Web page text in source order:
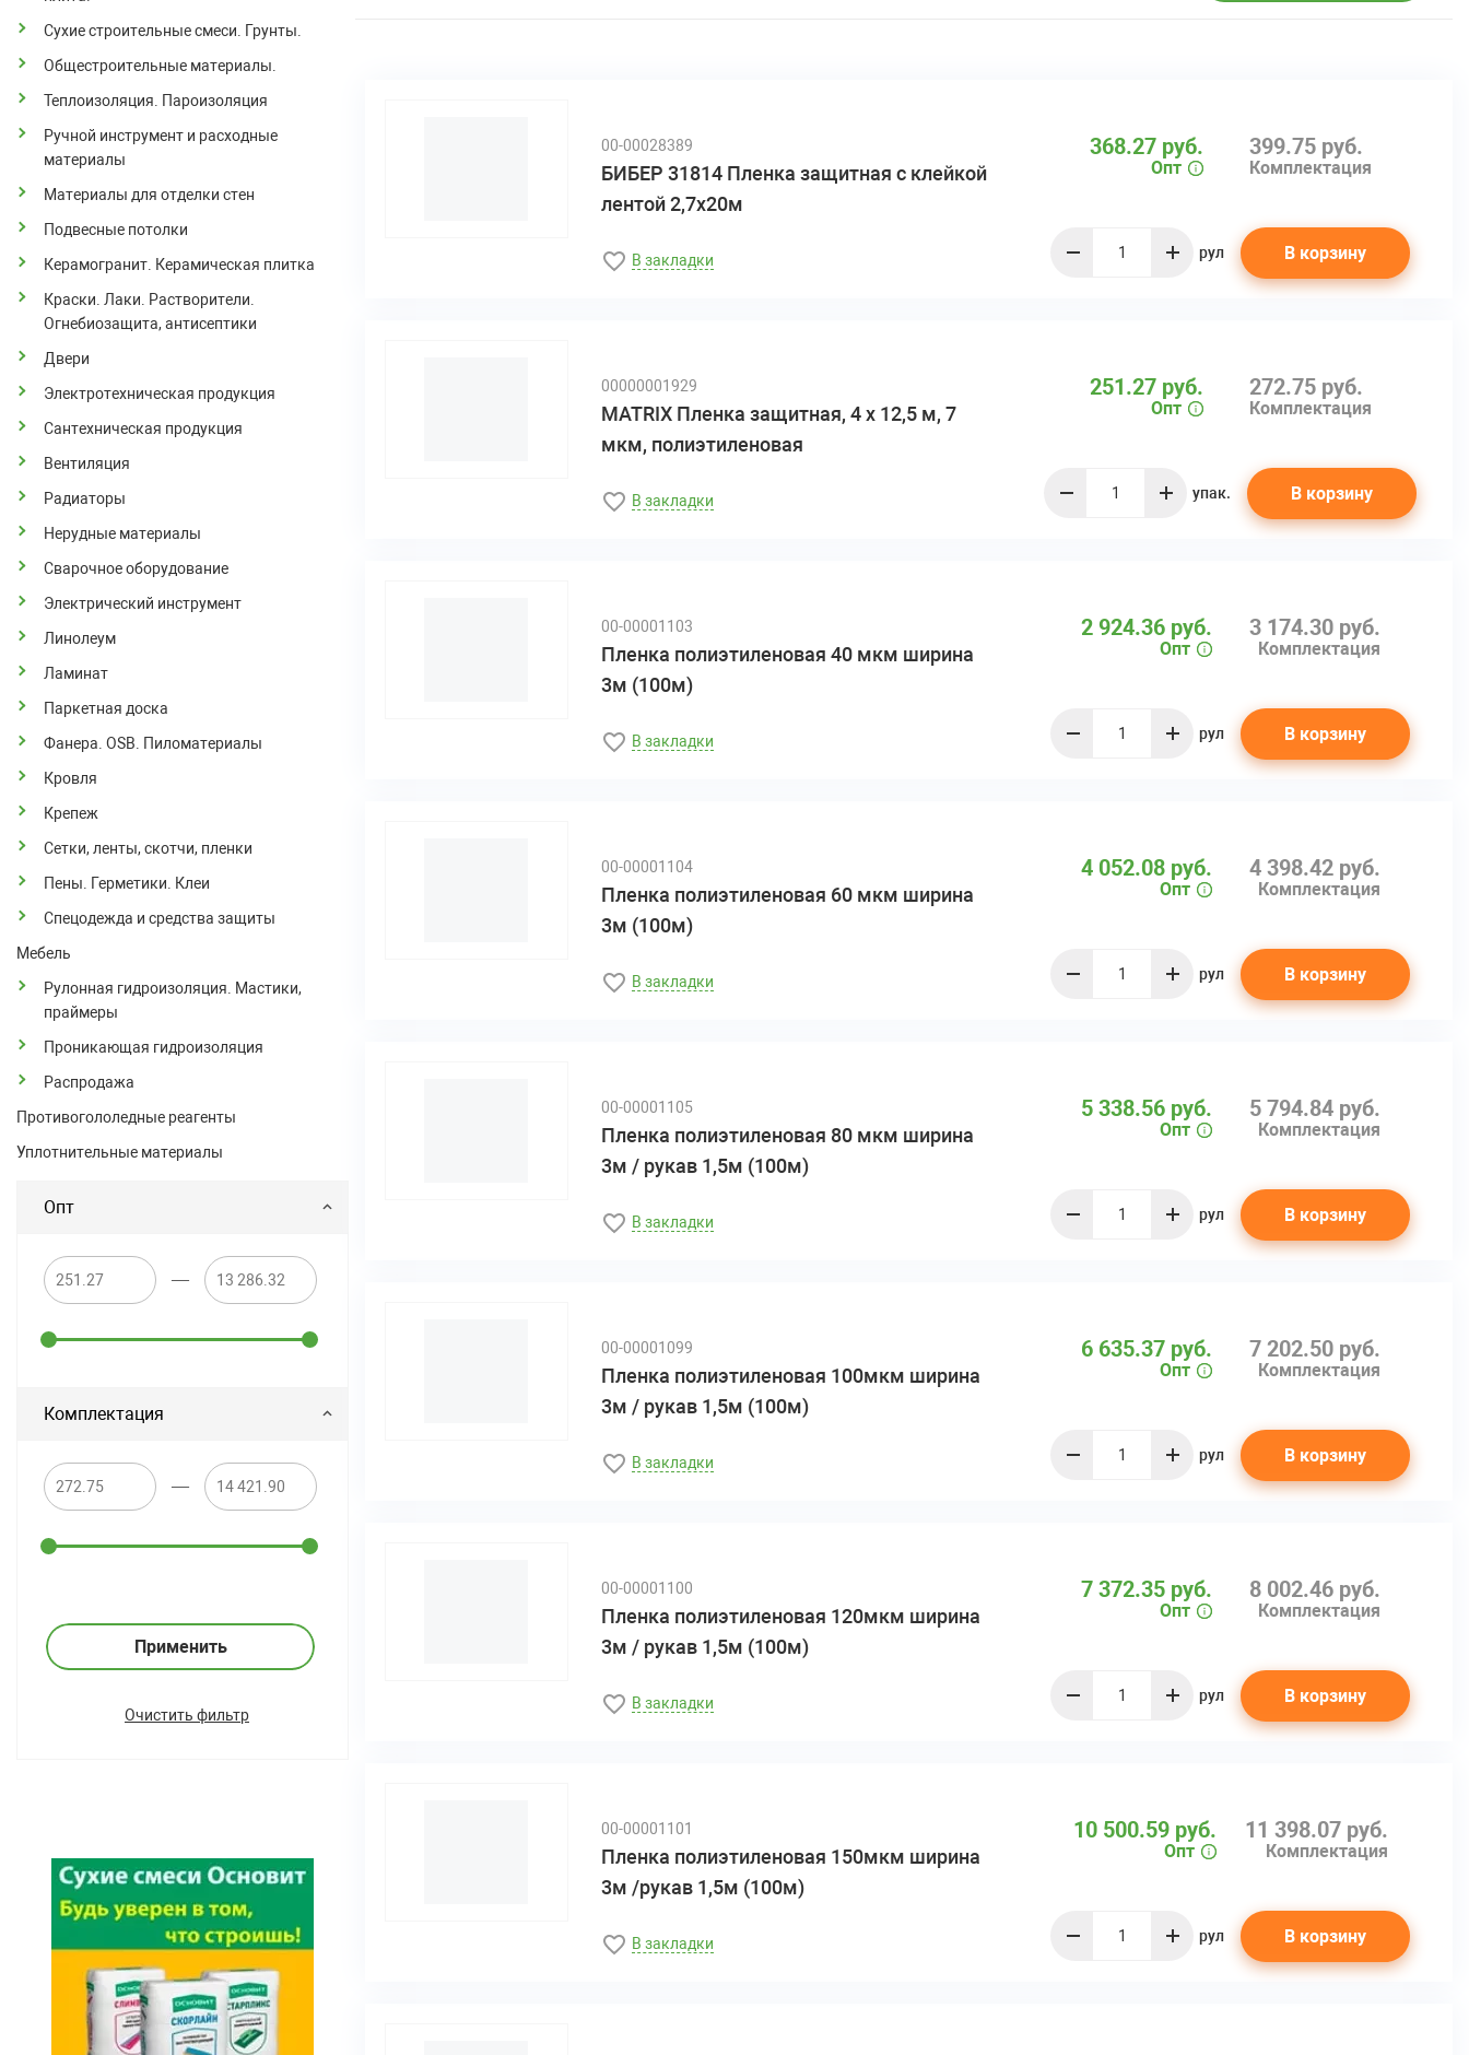
Сухие строительные смеси. Грунты.
Общестроительные материалы.
Теплоизоляция. Пароизоляция
Ручной инструмент и расходные
материалы
Материалы для отделки стен
Подвесные потолки
Керамогранит. Керамическая плитка
Краски. Лаки. Растворители.
Огнебиозащита, антисептики
Двери
Электротехническая продукция
Сантехническая продукция
Вентиляция
Радиаторы
Нерудные материалы
Сварочное оборудование
Электрический инструмент
Линолеум
Ламинат
Паркетная доска
Фанера. OSB. Пиломатериалы
Кровля
Крепеж
Сетки, ленты, скотчи, пленки
Пены. Герметики. Клеи
Спецодежда и средства защиты
Мебель
Рулонная гидроизоляция. Мастики,
праймеры
Проникающая гидроизоляция
Распродажа
Противогололедные реагенты
Уплотнительные материалы
Опт
—
Комплектация
—
Применить
Очистить фильтр
00-00028389
БИБЕР 31814 Пленка защитная с клейкой
лентой 2,7х20м
В закладки
399.75 руб.
Комплектация
368.27 руб.
Опт
рул В корзину
00000001929
MATRIX Пленка защитная, 4 х 12,5 м, 7
мкм, полиэтиленовая
В закладки
272.75 руб.
Комплектация
251.27 руб.
Опт
упак. В корзину
00-00001103
Пленка полиэтиленовая 40 мкм ширина
3м (100м)
В закладки
3 174.30 руб.
Комплектация
2 924.36 руб.
Опт
рул В корзину
00-00001104
Пленка полиэтиленовая 60 мкм ширина
3м (100м)
В закладки
4 398.42 руб.
Комплектация
4 052.08 руб.
Опт
рул В корзину
00-00001105
Пленка полиэтиленовая 80 мкм ширина
3м / рукав 1,5м (100м)
В закладки
5 794.84 руб.
Комплектация
5 338.56 руб.
Опт
рул В корзину
00-00001099
Пленка полиэтиленовая 100мкм ширина
3м / рукав 1,5м (100м)
В закладки
7 202.50 руб.
Комплектация
6 635.37 руб.
Опт
рул В корзину
00-00001100
Пленка полиэтиленовая 120мкм ширина
3м / рукав 1,5м (100м)
В закладки
8 002.46 руб.
Комплектация
7 372.35 руб.
Опт
рул В корзину
00-00001101
Пленка полиэтиленовая 150мкм ширина
3м /рукав 1,5м (100м)
В закладки
11 398.07 руб.
Комплектация
10 500.59 руб.
Опт
рул В корзину